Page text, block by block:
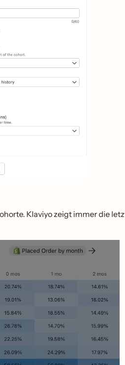
Klaviyo zeigt immer die